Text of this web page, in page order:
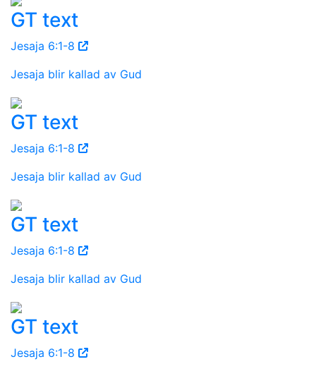
GT text
Jesaja 6:1-8
Jesaja blir kallad av Gud
GT text
Jesaja 6:1-8
Jesaja blir kallad av Gud
GT text
Jesaja 6:1-8
Jesaja blir kallad av Gud
GT text
Jesaja 6:1-8